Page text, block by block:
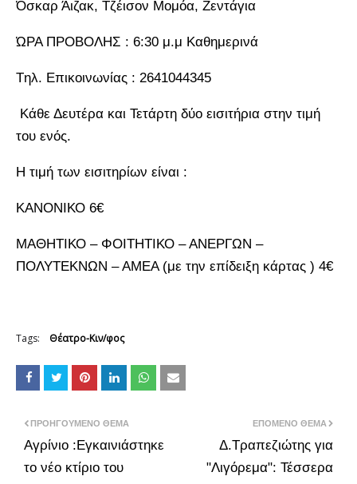
Όσκαρ Άιζακ, Τζέισον Μομόα, Ζεντάγια
ΏΡΑ ΠΡΟΒΟΛΗΣ : 6:30 μ.μ Καθημερινά
Tηλ. Επικοινωνίας : 2641044345
Κάθε Δευτέρα και Τετάρτη δύο εισιτήρια στην τιμή
του ενός.
Η τιμή των εισιτηρίων είναι :
ΚΑΝΟΝΙΚΟ 6€
ΜΑΘΗΤΙΚΟ – ΦΟΙΤΗΤΙΚΟ – ΑΝΕΡΓΩΝ –
ΠΟΛΥΤΕΚΝΩΝ – ΑΜΕΑ (με την επίδειξη κάρτας ) 4€
Tags: Θέατρο-Κιν/φος
ΕΠΌΜΕΝΟ ΘΈΜΑ
Δ.Τραπεζιώτης για
"Λιγόρεμα": Τέσσερα
ΠΡΟΗΓΟΎΜΕΝΟ ΘΈΜΑ
Αγρίνιο :Εγκαινιάστηκε
το νέο κτίριο του